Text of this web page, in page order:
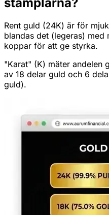
Rent guld (24K) är för
blandas det (legeras) med
koppar för att ge styrka.
"Karat" (K) mäter andelen
av 18 delar guld och 6
guld).